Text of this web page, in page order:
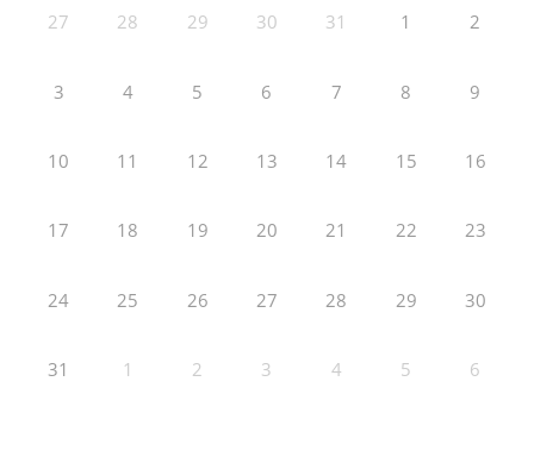
27 28 29 30 31 1 2
3 4 5 6 7 8 9
10 11 12 13 14 15 16
17 18 19 20 21 22 23
24 25 26 27 28 29 30
31 1 2 3 4 5 6